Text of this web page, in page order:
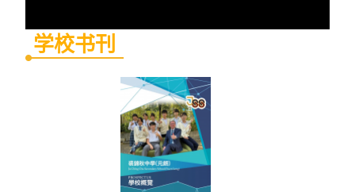
学校书刊